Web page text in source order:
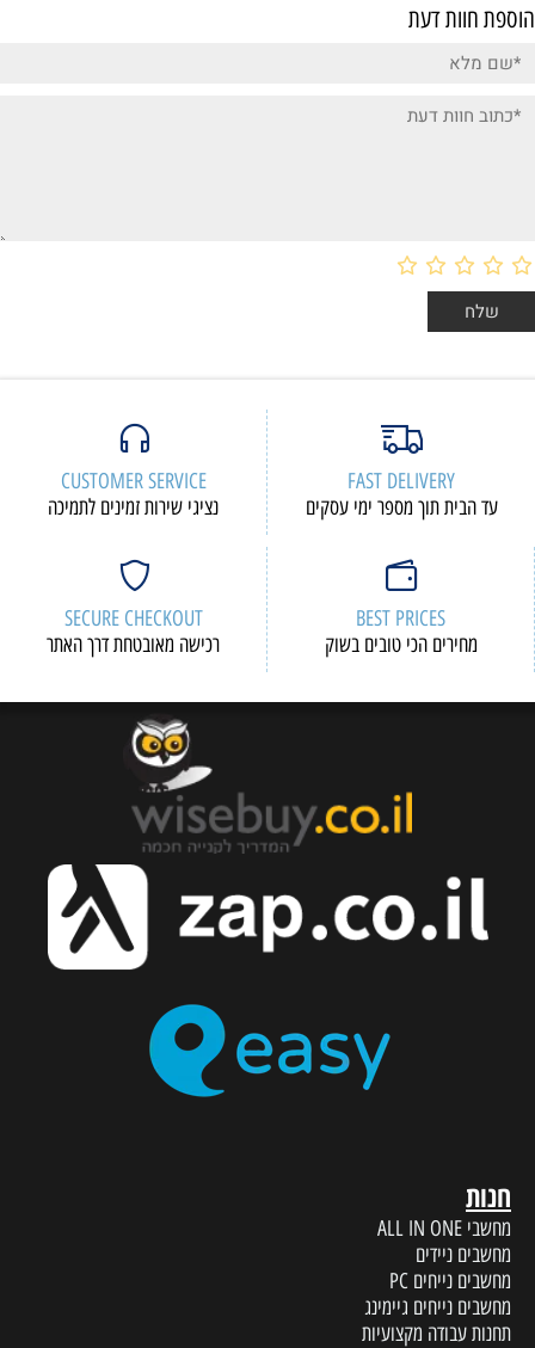
הוספת חוות דעת
FAST DELIVERY
עד הבית תוך מספר ימי עסקים
CUSTOMER SERVICE
נציגי שירות זמינים לתמיכה
BEST PRICES
מחירים הכי טובים בשוק
SECURE CHECKOUT
רכישה מאובטחת דרך האתר
חנות
מחשבי ALL IN ONE
מחשבים ניידים
מחשבים נייחים PC
מחשבים נייחים גיימינג
תחנות עבודה מקצועיות